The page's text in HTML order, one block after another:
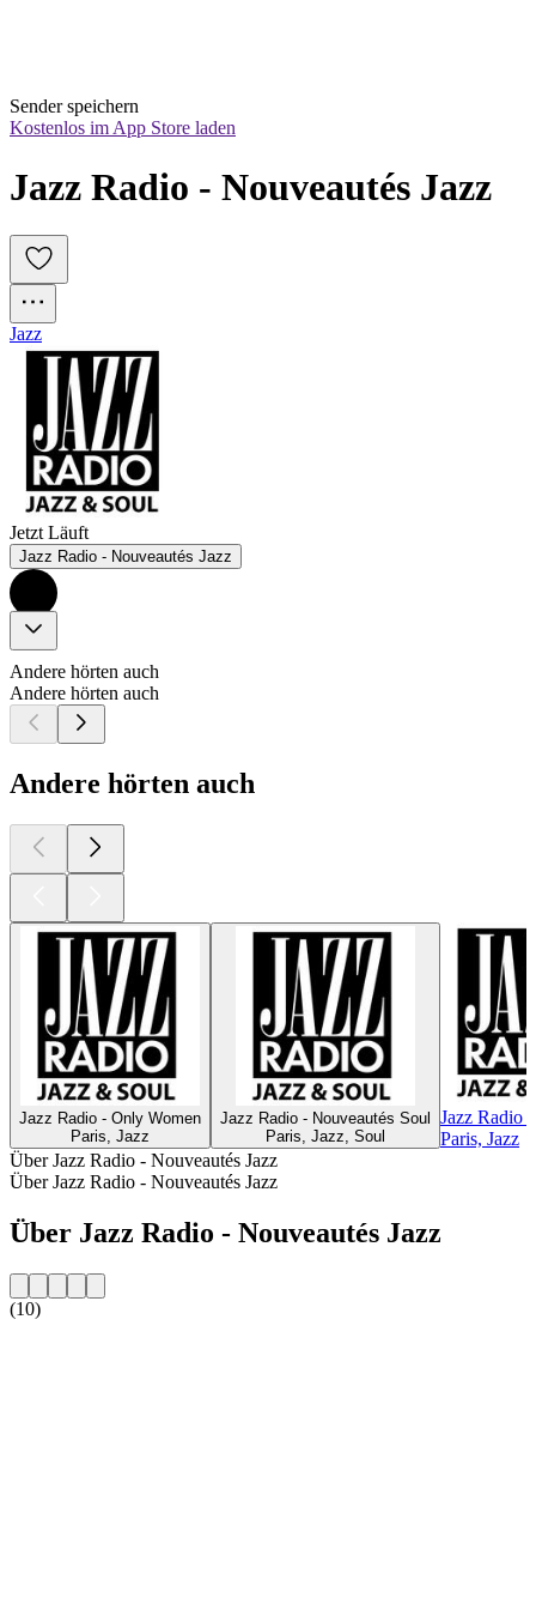
Sender speichern
Kostenlos im App Store laden
Jazz Radio - Nouveautés Jazz
Jazz
Jetzt Läuft
Jazz Radio - Nouveautés Jazz
Andere hörten auch
Andere hörten auch
Andere hörten auch
Jazz Radio - Only Women
Paris, Jazz
Jazz Radio - Nouveautés Soul
Paris, Jazz, Soul
Jazz Radio
Paris, Jazz
Über Jazz Radio - Nouveautés Jazz
Über Jazz Radio - Nouveautés Jazz
Über Jazz Radio - Nouveautés Jazz
(10)